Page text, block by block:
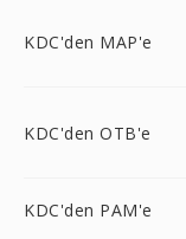
KDC'den MAP'e
KDC'den OTB'e
KDC'den PAM'e